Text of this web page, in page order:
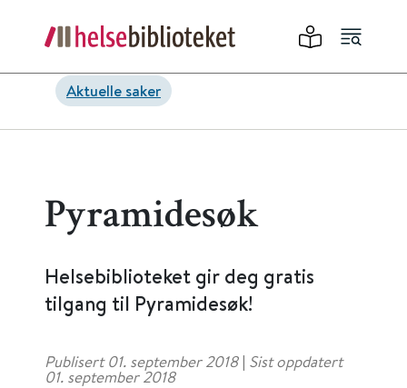
Aktuelle saker
Pyramidesøk
Helsebiblioteket gir deg gratis
tilgang til Pyramidesøk!
Publisert 01. september 2018 | Sist oppdatert
01. september 2018